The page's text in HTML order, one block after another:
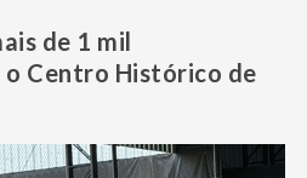
de 1 mil
Centro Histórico de